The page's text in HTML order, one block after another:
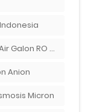
Peralatan Air Galon RO Palembang
Anion
Micron